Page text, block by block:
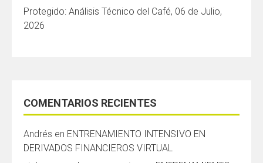
Protegido: Análisis Técnico del Café, 06 de Julio,
2026
COMENTARIOS RECIENTES
Andrés en ENTRENAMIENTO INTENSIVO EN
DERIVADOS FINANCIEROS VIRTUAL